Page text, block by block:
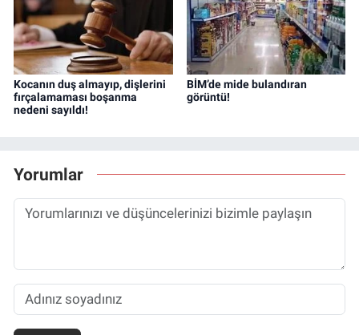
Kocanın duş almayıp, dişlerini
fırçalamaması boşanma
nedeni sayıldı!
BİM’de mide bulandıran
görüntü!
Yorumlar